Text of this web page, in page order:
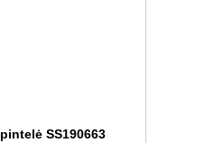
SS190663